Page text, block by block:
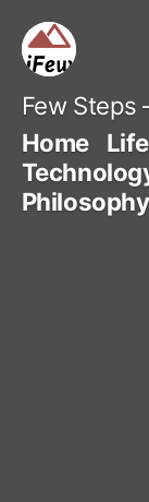
content
Few Steps
Home
Philosophy